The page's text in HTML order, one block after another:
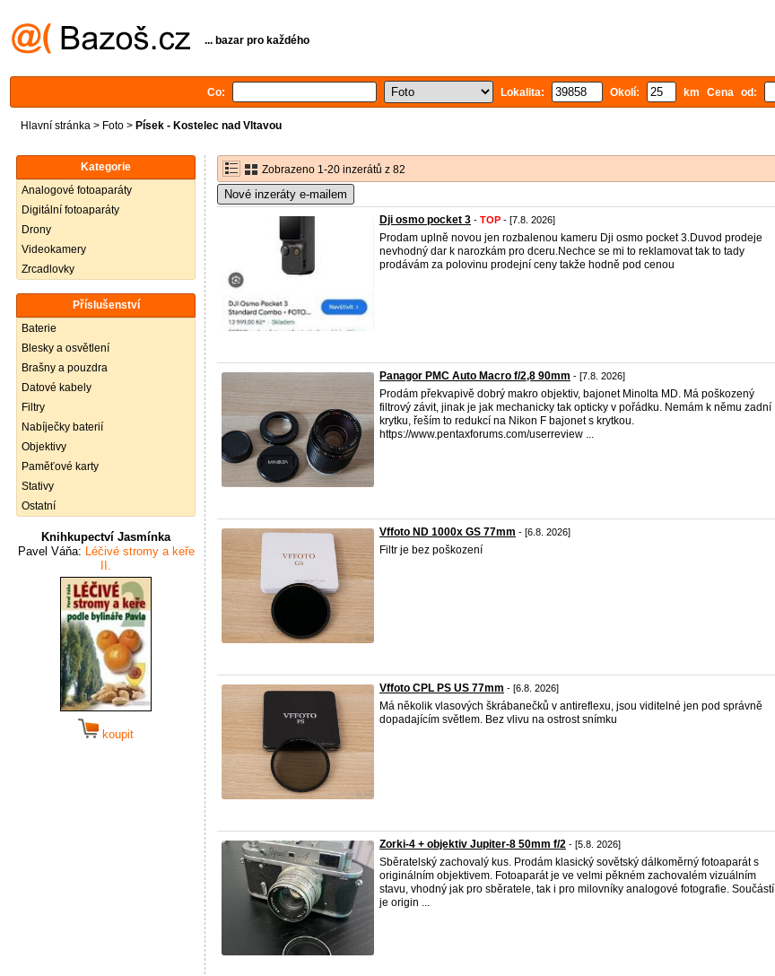
... bazar pro každého
Co: Lokalita: Okolí: km Cena od:
Hlavní stránka > Foto > Písek - Kostelec nad Vltavou
Kategorie
Analogové fotoaparáty
Digitální fotoaparáty
Drony
Videokamery
Zrcadlovky
Příslušenství
Baterie
Blesky a osvětlení
Brašny a pouzdra
Datové kabely
Filtry
Nabíječky baterií
Objektivy
Paměťové karty
Stativy
Ostatní
Knihkupectví Jasmínka
Pavel Váňa: Léčivé stromy a keře
II.
koupit
Zobrazeno 1-20 inzerátů z 82
Nové inzeráty e-mailem
Dji osmo pocket 3 - TOP - [7.8. 2026]
Prodam uplně novou jen rozbalenou kameru Dji osmo pocket 3.Duvod prodeje
nevhodný dar k narozkám pro dceru.Nechce se mi to reklamovat tak to tady
prodávám za polovinu prodejní ceny takže hodně pod cenou
Panagor PMC Auto Macro f/2,8 90mm - [7.8. 2026]
Prodám překvapivě dobrý makro objektiv, bajonet Minolta MD. Má poškozený
filtrový závit, jinak je jak mechanicky tak opticky v pořádku. Nemám k němu zadní
krytku, řeším to redukcí na Nikon F bajonet s krytkou.
https://www.pentaxforums.com/userreview ...
Vffoto ND 1000x GS 77mm - [6.8. 2026]
Filtr je bez poškození
Vffoto CPL PS US 77mm - [6.8. 2026]
Má několik vlasových škrábanečků v antireflexu, jsou viditelné jen pod správně
dopadajícím světlem. Bez vlivu na ostrost snímku
Zorki-4 + objektiv Jupiter-8 50mm f/2 - [5.8. 2026]
Sběratelský zachovalý kus. Prodám klasický sovětský dálkoměrný fotoaparát s
originálním objektivem. Fotoaparát je ve velmi pěkném zachovalém vizuálním
stavu, vhodný jak pro sběratele, tak i pro milovníky analogové fotografie. Součástí
je origin ...